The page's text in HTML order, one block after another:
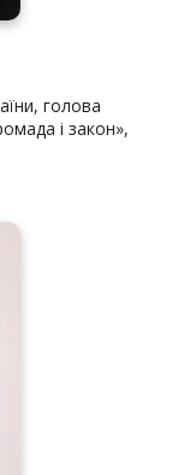
голова
і закон»,